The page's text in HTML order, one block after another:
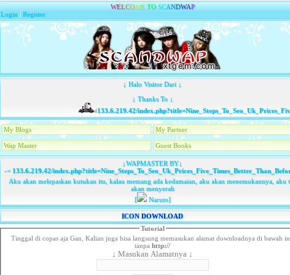
WELCOME TO SCANDWAP
Login |Register
↓ Halo Visitor Dari ↓
↓ Thanks To ↓
133.6.219.42/
My Blogs My Partner
Wap Master Guest Books
↓WAPMASTER BY↓
-=133.6.219.42/
Aku akan melepaskan kutukan itu, kalau memang ada kedamaian, aku akan menemukannya, aku
akan menyerah
[
Naruto]
ICON DOWNLOAD
Tutorial
Tinggal di copas aja Gan, Kalian juga bisa langsung memasukan alamat downloadnya di bawah
tanpa http://
↓ Masukan Alamatnya ↓